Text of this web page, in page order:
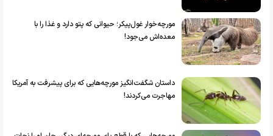
مورچه‌خوار غول‌پیکر؛ حیوانی که پتو دارد و غذا را با
معده‌اش می‌جود!
داستان شگفت‌انگیز مورچه‌هایی که برای پیشرفت به آمریکا
مهاجرت می‌کردند!